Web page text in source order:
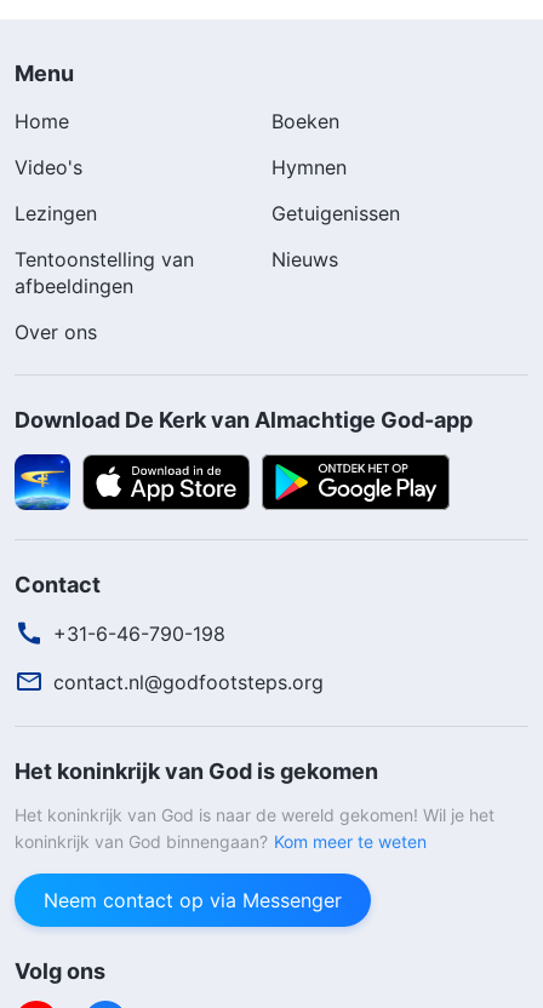
Menu
Home
Boeken
Video's
Hymnen
Lezingen
Getuigenissen
Tentoonstelling van
afbeeldingen
Nieuws
Over ons
Download De Kerk van Almachtige God-app
Contact
+31-6-46-790-198
contact.nl@godfootsteps.org
Het koninkrijk van God is gekomen
Het koninkrijk van God is naar de wereld gekomen! Wil je het
koninkrijk van God binnengaan? Kom meer te weten
Neem contact op via Messenger
Volg ons